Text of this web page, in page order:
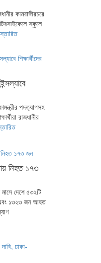
কামরাঙ্গীরচরে
স্কুলে
পদত্যাগসহ
রাজধানীর
নিহত ১৭৩
দেশে ৫৩২টি
১৩২৩ জন আহত